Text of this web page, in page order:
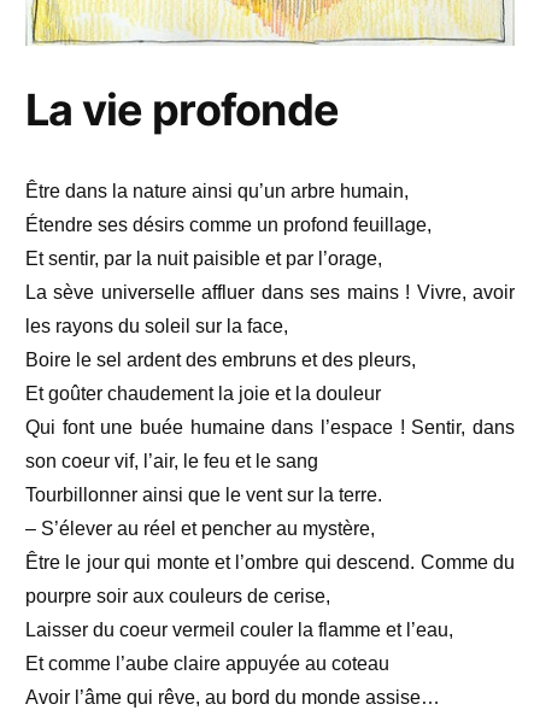
La vie profonde
Être dans la nature ainsi qu’un arbre humain,
Étendre ses désirs comme un profond feuillage,
Et sentir, par la nuit paisible et par l’orage,
La sève universelle affluer dans ses mains ! Vivre, avoir
les rayons du soleil sur la face,
Boire le sel ardent des embruns et des pleurs,
Et goûter chaudement la joie et la douleur
Qui font une buée humaine dans l’espace ! Sentir, dans
son coeur vif, l’air, le feu et le sang
Tourbillonner ainsi que le vent sur la terre.
– S’élever au réel et pencher au mystère,
Être le jour qui monte et l’ombre qui descend. Comme du
pourpre soir aux couleurs de cerise,
Laisser du coeur vermeil couler la flamme et l’eau,
Et comme l’aube claire appuyée au coteau
Avoir l’âme qui rêve, au bord du monde assise…